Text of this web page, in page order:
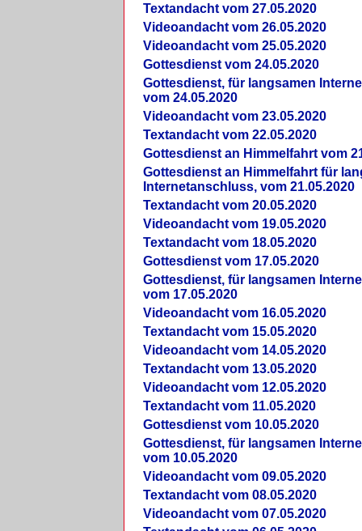
Textandacht vom 27.05.2020
Videoandacht vom 26.05.2020
Videoandacht vom 25.05.2020
Gottesdienst vom 24.05.2020
Gottesdienst, für langsamen
vom 24.05.2020
Videoandacht vom 23.05.2020
Textandacht vom 22.05.2020
Gottesdienst an Himmelfahrt vom
Gottesdienst an Himmelfahrt für
Internetanschluss, vom 21.05.2020
Textandacht vom 20.05.2020
Videoandacht vom 19.05.2020
Textandacht vom 18.05.2020
Gottesdienst vom 17.05.2020
Gottesdienst, für langsamen
vom 17.05.2020
Videoandacht vom 16.05.2020
Textandacht vom 15.05.2020
Videoandacht vom 14.05.2020
Textandacht vom 13.05.2020
Videoandacht vom 12.05.2020
Textandacht vom 11.05.2020
Gottesdienst vom 10.05.2020
Gottesdienst, für langsamen
vom 10.05.2020
Videoandacht vom 09.05.2020
Textandacht vom 08.05.2020
Videoandacht vom 07.05.2020